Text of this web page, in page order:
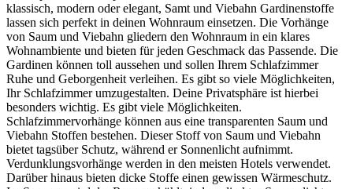
klassisch, modern oder elegant, Samt und Viebahn Gardinenstoffe
lassen sich perfekt in deinen Wohnraum einsetzen. Die Vorhänge
von Saum und Viebahn gliedern den Wohnraum in ein klares
Wohnambiente und bieten für jeden Geschmack das Passende. Die
Gardinen können toll aussehen und sollen Ihrem Schlafzimmer
Ruhe und Geborgenheit verleihen. Es gibt so viele Möglichkeiten,
Ihr Schlafzimmer umzugestalten. Deine Privatsphäre ist hierbei
besonders wichtig. Es gibt viele Möglichkeiten.
Schlafzimmervorhänge können aus eine transparenten Saum und
Viebahn Stoffen bestehen. Dieser Stoff von Saum und Viebahn
bietet tagsüber Schutz, während er Sonnenlicht aufnimmt.
Verdunklungsvorhänge werden in den meisten Hotels verwendet.
Darüber hinaus bieten dicke Stoffe einen gewissen Wärmeschutz.